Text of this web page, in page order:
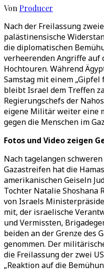
Von Producer
Nach der Freilassung
palästinensische
die diplomatischen
verheerenden Angriffe auf
Hochtouren. Während
Samstag mit einem
bleibt Israel dem Treffen
Regierungschefs der
eigene Militär weiter eine
gegen die Menschen im
Fotos und Video zeigen
Nach tagelangen
Gazastreifen hat die
amerikanischen Geiseln
Tochter Natalie Shoshana
von Israels
mit, der israelische
und Vermissten,
beiden an der Grenze des
genommen. Der
die Freilassung der zwei
„Reaktion auf die